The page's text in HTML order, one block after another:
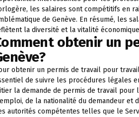
les salaires sont compétitifs en
de Genève. En résumé, les
la diversité et la vitalité
obtenir un
obtenir un permis de travail pour
de suivre les procédures légales
la demande de permis de travail pour
de la nationalité du demandeur et
autorités compétentes telles que le